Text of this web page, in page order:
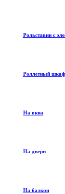
Рольставни с
Роллетный шкаф
На окна
На двери
На балкон